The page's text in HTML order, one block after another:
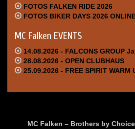
FOTOS FALKEN RIDE 2026
FOTOS BIKER DAYS 2026
MC Falken EVENTS
14.08.2026 - FALCONS GROUP
28.08.2026 - OPEN CLUBHAUS
25.09.2026 - FREE SPIRIT WARM
MC Falken – Brothers by